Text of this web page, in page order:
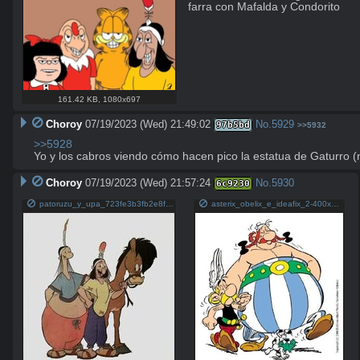
161.42 KB 1080x697
farra con Mafalda y Condorito
Choroy 07/19/2023 (Wed) 21:49:02 97b5bd No.5929 >>5932
>>5928
Yo y los cabros viendo cómo hacen pico la estatua de Gaturro
Choroy 07/19/2023 (Wed) 21:57:24 6c9230 No.5930
asterix_obelix_e_ideafix_2-400x413.jpg